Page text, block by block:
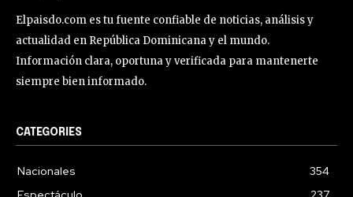
Elpaisdo.com es tu fuente confiable de noticias, análisis y
actualidad en República Dominicana y el mundo.
Información clara, oportuna y verificada para mantenerte
siempre bien informado.
CATEGORIES
Nacionales
354